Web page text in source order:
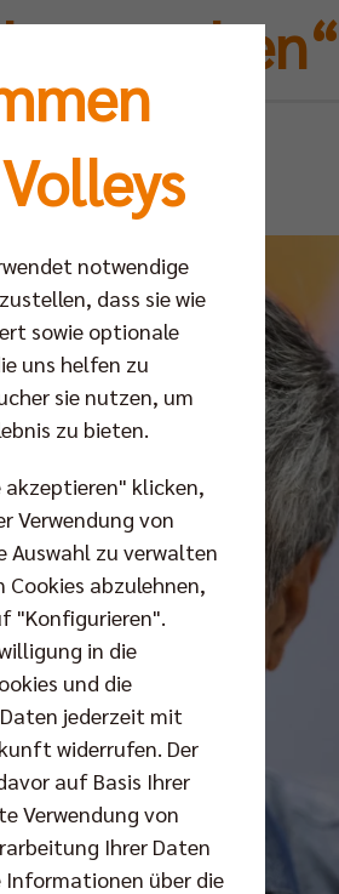
aussehen“
notwendige
dass sie wie
sowie optionale
uns helfen zu
sie nutzen, um
zu bieten.
akzeptieren" klicken,
Verwendung von
Auswahl zu verwalten
abzulehnen,
"Konfigurieren".
in die
und die
jederzeit mit
widerrufen. Der
auf Basis Ihrer
Verwendung von
Ihrer Daten
über die